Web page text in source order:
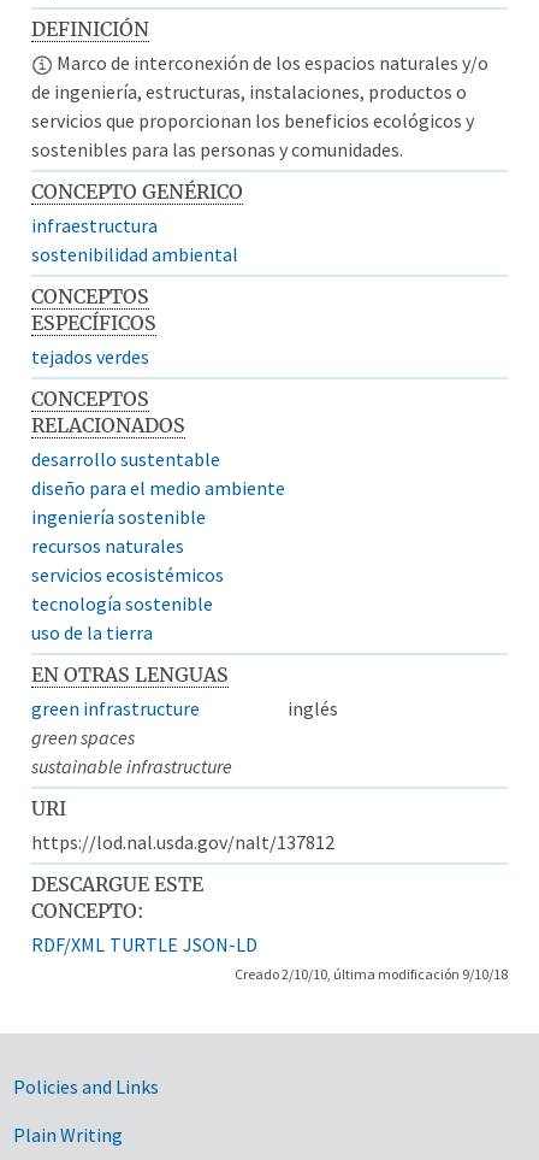
DEFINICIÓN
Marco de interconexión de los espacios naturales y/o
de ingeniería, estructuras, instalaciones, productos o
servicios que proporcionan los beneficios ecológicos y
sostenibles para las personas y comunidades.
CONCEPTO GENÉRICO
infraestructura
sostenibilidad ambiental
CONCEPTOS
ESPECÍFICOS
tejados verdes
CONCEPTOS
RELACIONADOS
desarrollo sustentable
diseño para el medio ambiente
ingeniería sostenible
recursos naturales
servicios ecosistémicos
tecnología sostenible
uso de la tierra
EN OTRAS LENGUAS
green infrastructure
inglés
green spaces
sustainable infrastructure
URI
https://lod.nal.usda.gov/nalt/137812
DESCARGUE ESTE
CONCEPTO:
RDF/XML TURTLE JSON-LD
Creado 2/10/10, última modificación 9/10/18
Government Links
Policies and Links
Plain Writing